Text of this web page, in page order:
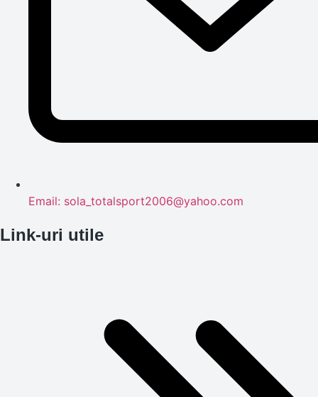
Email: sola_totalsport2006@yahoo.com
Link-uri utile